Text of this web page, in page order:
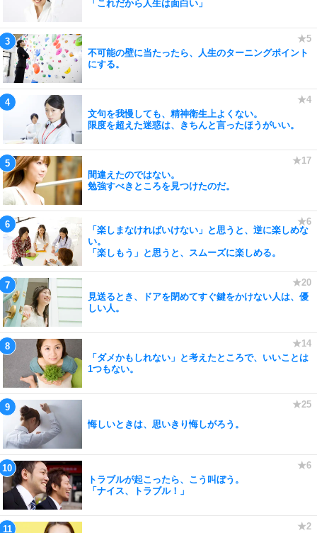
「これだから人生は面白い」
不可能の壁に当たったら、人生のターニングポイント
にする。
文句を我慢しても、精神衛生上よくない。
限度を超えた迷惑は、きちんと言ったほうがいい。
間違えたのではない。
勉強すべきところを見つけたのだ。
「楽しまなければいけない」と思うと、逆に楽しめな
い。
「楽しもう」と思うと、スムーズに楽しめる。
見送るとき、ドアを閉めてすぐ鍵をかけない人は、優
しい人。
「ダメかもしれない」と考えたところで、いいことは
1つもない。
悔しいときは、思いきり悔しがろう。
トラブルが起こったら、こう叫ぼう。
「ナイス、トラブル！」